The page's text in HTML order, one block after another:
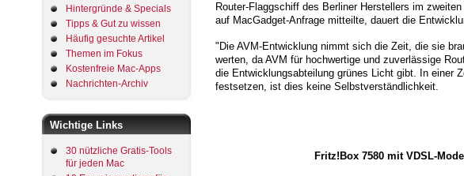
Hintergründe & Specials
Tipps & Gut zu wissen
Häufig gesuchte Artikel
Themen im Fokus
Kostenfreie Mac-Apps
Nachrichten-Archiv
Wichtige Links
30 nützliche Gratis-Tools
für jeden Mac
Router-Flaggschiff des Berliner Herstellers im
auf MacGadget-Anfrage mitteilte, dauert die
"Die AVM-Entwicklung nimmt sich die Zeit, die sie
werten, da AVM für hochwertige und zuverlässige
die Entwicklungsabteilung grünes Licht gibt. In einer
festsetzen, ist dies keine Selbstverständlichkeit.
Fritz!Box 7580 mit VDSL-